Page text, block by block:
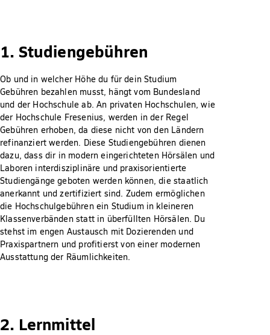
1. Studiengebühren
Ob und in welcher Höhe du für dein Studium
Gebühren bezahlen musst, hängt vom Bundesland
und der Hochschule ab. An privaten Hochschulen, wie
der Hochschule Fresenius, werden in der Regel
Gebühren erhoben, da diese nicht von den Ländern
refinanziert werden. Diese Studiengebühren dienen
dazu, dass dir in modern eingerichteten Hörsälen und
Laboren interdisziplinäre und praxisorientierte
Studiengänge geboten werden können, die staatlich
anerkannt und zertifiziert sind. Zudem ermöglichen
die Hochschulgebühren ein Studium in kleineren
Klassenverbänden statt in überfüllten Hörsälen. Du
stehst im engen Austausch mit Dozierenden und
Praxispartnern und profitierst von einer modernen
Ausstattung der Räumlichkeiten.
2. Lernmittel